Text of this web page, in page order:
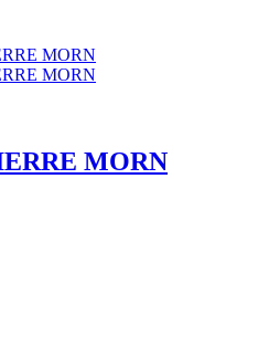
MORN